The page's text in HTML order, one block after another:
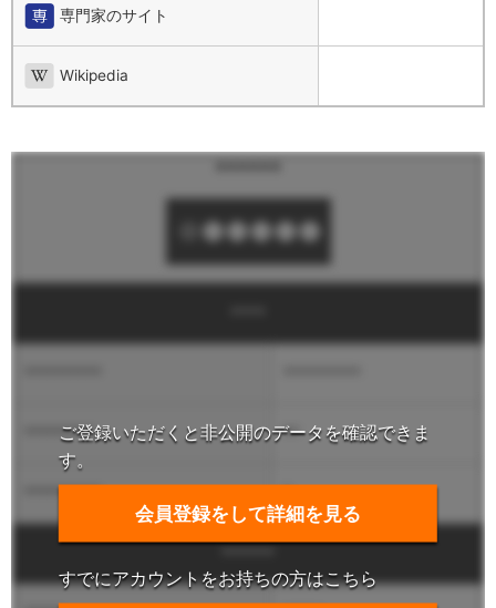
専門家のサイト
Wikipedia
ご登録いただくと非公開のデータを確認できま
す。
会員登録をして詳細を見る
すでにアカウントをお持ちの方はこちら
********* **
**********